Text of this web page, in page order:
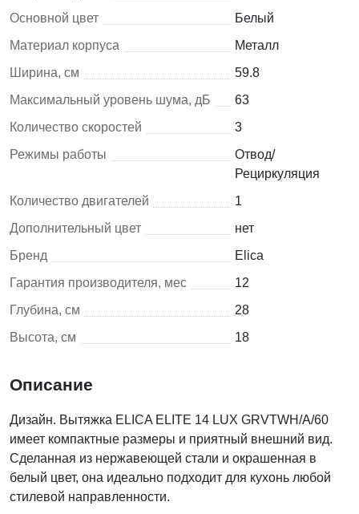
Основной цвет
Белый
Материал корпуса
Металл
Ширина, см
59.8
Максимальный уровень шума, дБ
63
Количество скоростей
3
Режимы работы
Отвод/
Рециркуляция
Количество двигателей
1
Дополнительный цвет
нет
Бренд
Elica
Гарантия производителя, мес
12
Глубина, см
28
Высота, см
18
Описание
Дизайн. Вытяжка ELICA ELITE 14 LUX GRVTWH/A/60
имеет компактные размеры и приятный внешний вид.
Сделанная из нержавеющей стали и окрашенная в
белый цвет, она идеально подходит для кухонь любой
стилевой направленности.